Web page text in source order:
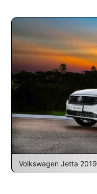
Volkswagen Jetta 2019